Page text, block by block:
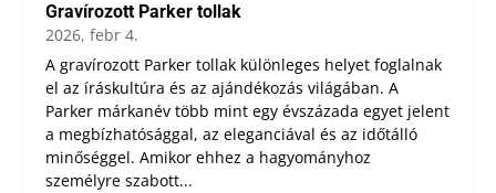
Gravírozott Parker tollak
2026, febr 4.
A gravírozott Parker tollak különleges helyet foglalnak
el az íráskultúra és az ajándékozás világában. A
Parker márkanév több mint egy évszázada egyet jelent
a megbízhatósággal, az eleganciával és az időtálló
minőséggel. Amikor ehhez a hagyományhoz
személyre szabott...